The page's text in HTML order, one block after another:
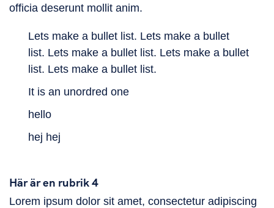
officia deserunt mollit anim.
Lets make a bullet list. Lets make a bullet
list. Lets make a bullet list. Lets make a bullet
list. Lets make a bullet list.
It is an unordred one
hello
hej hej
Här är en rubrik 4
Lorem ipsum dolor sit amet, consectetur adipiscing